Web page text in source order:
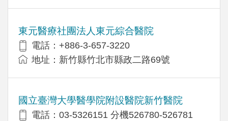
東元醫療社團法人東元綜合醫院
電話：+886-3-657-3220
地址：新竹縣竹北市縣政二路69號
國立臺灣大學醫學院附設醫院新竹醫院
電話：03-5326151 分機526780-526781